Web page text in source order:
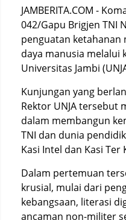
JAMBERITA.COM -
042/Gapu Brigjen TNI
penguatan ketahanan
daya manusia melalui
Universitas Jambi
Kunjungan yang
Rektor UNJA tersebut
dalam membangun
TNI dan dunia
Kasi Intel dan Kasi Ter
Dalam pertemuan
krusial, mulai dari
kebangsaan, literasi
ancaman non-militer